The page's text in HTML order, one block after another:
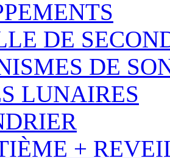
DE
DE
LUNAIRES
+